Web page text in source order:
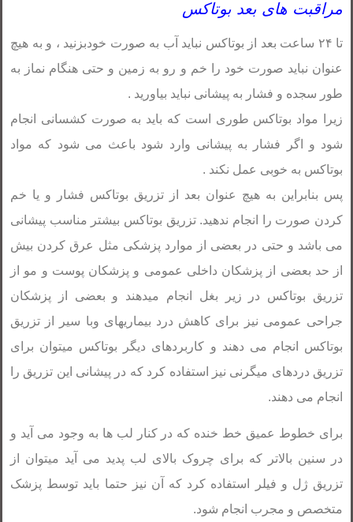
مراقبت های بعد بوتاکس
تا ۲۴ ساعت بعد از بوتاکس نباید آب به صورت خودبزنید ، و به هیچ
عنوان نباید صورت خود را خم و رو به زمین و حتی هنگام نماز به
طور سجده و فشار به پیشانی نباید بیاورید .
زیرا مواد بوتاکس طوری است که باید به صورت کشسانی انجام
شود و اگر فشار به پیشانی وارد شود باعث می شود که مواد
بوتاکس به خوبی عمل نکند .
پس بنابراین به هیچ عنوان بعد از تزریق بوتاکس فشار و یا خم
کردن صورت را انجام ندهید. تزریق بوتاکس بیشتر مناسب پیشانی
می باشد و حتی در بعضی از موارد پزشکی مثل عرق کردن بیش
از حد بعضی از پزشکان داخلی عمومی و پزشکان پوست و مو از
تزریق بوتاکس در زیر بغل انجام میدهند و بعضی از پزشکان
جراحی عمومی نیز برای کاهش درد بیماریهای وبا سیر از تزریق
بوتاکس انجام می دهند و کاربردهای دیگر بوتاکس میتوان برای
تزریق دردهای میگرنی نیز استفاده کرد که در پیشانی این تزریق را
انجام می دهند.
برای خطوط عمیق خط خنده که در کنار لب ها به وجود می آید و
در سنین بالاتر که برای چروک بالای لب پدید می آید میتوان از
تزریق ژل و فیلر استفاده کرد که آن نیز حتما باید توسط پزشک
متخصص و مجرب انجام شود.